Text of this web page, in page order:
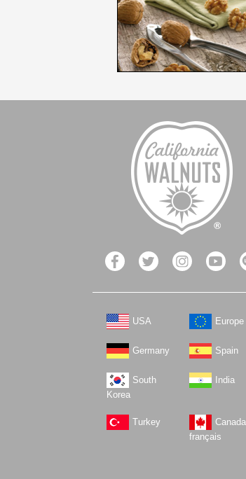
USA Europe
Germany Spain
South
Korea
India
Turkey
Canada
français